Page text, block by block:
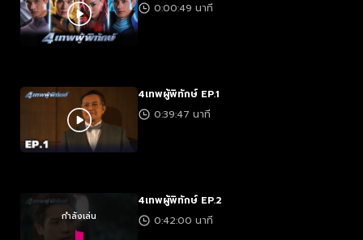
0:00:49 นาที
4เทพผู้พิทักษ์ EP.1
0:39:47 นาที
กำลังเล่น
4เทพผู้พิทักษ์ EP.2
0:42:00 นาที